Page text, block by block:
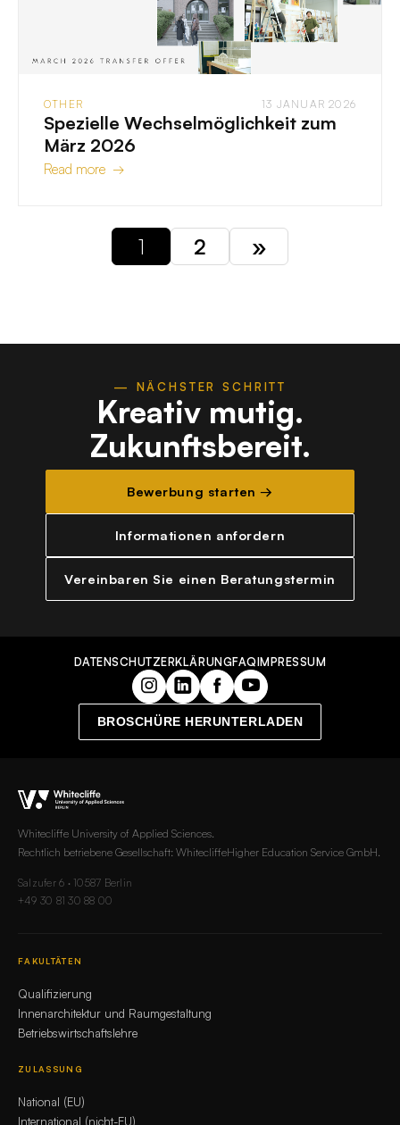
OTHER 13 JANUAR 2026
Spezielle Wechselmöglichkeit zum
März 2026
Read more →
1 2 »
— NÄCHSTER SCHRITT
Kreativ mutig.
Zukunftsbereit.
Bewerbung starten →
Informationen anfordern
Vereinbaren Sie einen Beratungstermin
DATENSCHUTZERKLÄRUNGFAQIMPRESSUM
BROSCHÜRE HERUNTERLADEN
Whitecliffe University of Applied Sciences.
Rechtlich betriebene Gesellschaft: WhitecliffeHigher Education Service GmbH.
Salzufer 6 · 10587 Berlin
+49 30 81 30 88 00
FAKULTÄTEN
Qualifizierung
Innenarchitektur und Raumgestaltung
Betriebswirtschaftslehre
ZULASSUNG
National (EU)
International (nicht-EU)